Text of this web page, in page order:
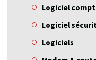
Logiciel
Logiciel
Logiciels